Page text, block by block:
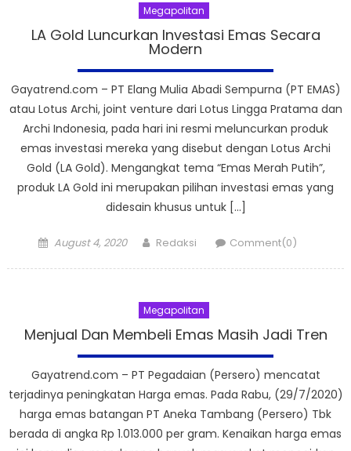
Megapolitan
LA Gold Luncurkan Investasi Emas Secara
Modern
Gayatrend.com – PT Elang Mulia Abadi Sempurna (PT EMAS)
atau Lotus Archi, joint venture dari Lotus Lingga Pratama dan
Archi Indonesia, pada hari ini resmi meluncurkan produk
emas investasi mereka yang disebut dengan Lotus Archi
Gold (LA Gold). Mengangkat tema “Emas Merah Putih”,
produk LA Gold ini merupakan pilihan investasi emas yang
didesain khusus untuk […]
Posted
August 4, 2020 Author
Redaksi Comment(0)
Megapolitan
Menjual Dan Membeli Emas Masih Jadi Tren
Gayatrend.com – PT Pegadaian (Persero) mencatat
terjadinya peningkatan Harga emas. Pada Rabu, (29/7/2020)
harga emas batangan PT Aneka Tambang (Persero) Tbk
berada di angka Rp 1.013.000 per gram. Kenaikan harga emas